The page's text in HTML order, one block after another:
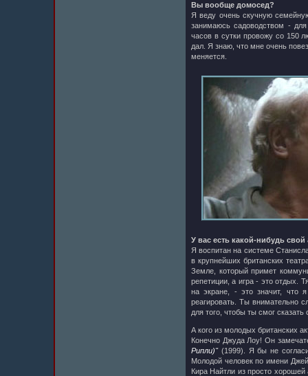
Вы вообще домосед?
Я веду очень скучную
занимаюсь садоводством -
часов в сутки провожу со 150
дал. Я знаю, что мне очень
меняется.
У вас есть какой-нибудь свой
Я воспитан на системе
в крупнейших британских
Земле, который примет
репетиции, а игра - это отдых.
на экране, - это значит, что
реагировать. Ты внимательно
для того, чтобы ты смог сказать
А кого из молодых британских
Конечно Джуда Лоу! Он
Рипли)"(1999). Я бы не
Молодой человек по имени
Кира Найтли из просто